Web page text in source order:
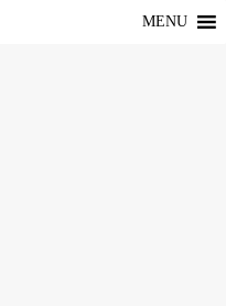
MENU